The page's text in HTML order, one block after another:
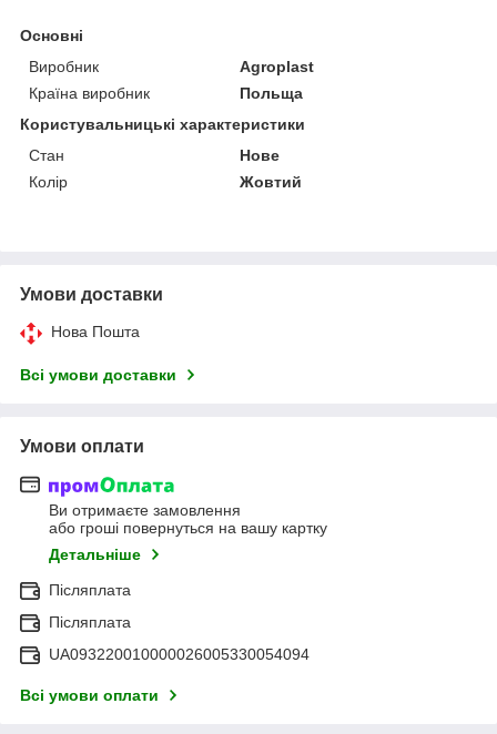
Основні
Виробник
Agroplast
Країна виробник
Польща
Користувальницькі характеристики
Стан
Нове
Колір
Жовтий
Умови доставки
Нова Пошта
Всі умови доставки
Умови оплати
Ви отримаєте замовлення
або гроші повернуться на вашу картку
Детальніше
Післяплата
Післяплата
UA093220010000026005330054094
Всі умови оплати